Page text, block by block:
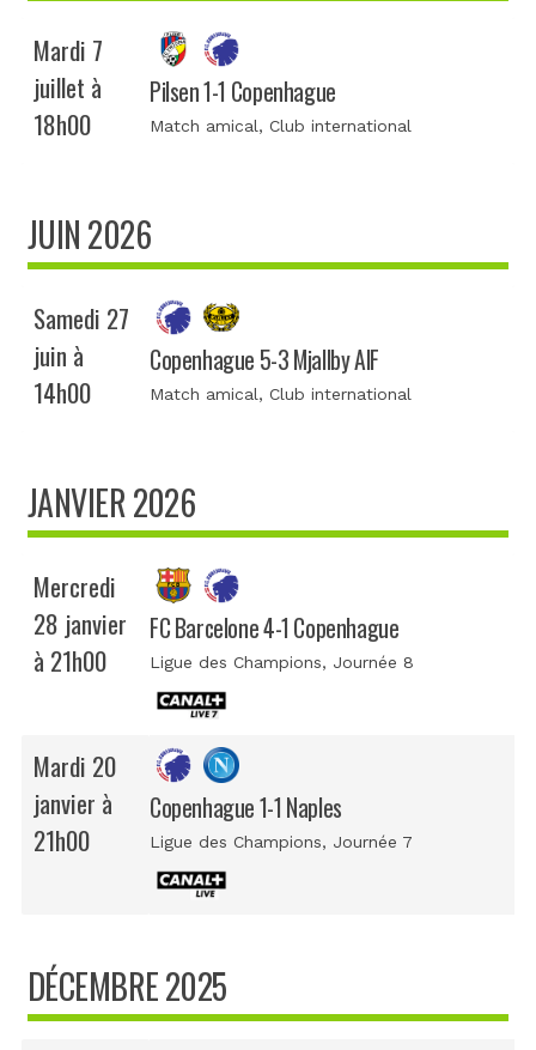
Mardi 7
juillet à
18h00
Pilsen 1-1 Copenhague
Match amical, Club international
JUIN 2026
Samedi 27
juin à
14h00
Copenhague 5-3 Mjallby AIF
Match amical, Club international
JANVIER 2026
Mercredi
28 janvier
à 21h00
FC Barcelone 4-1 Copenhague
Ligue des Champions, Journée 8
Mardi 20
janvier à
21h00
Copenhague 1-1 Naples
Ligue des Champions, Journée 7
DÉCEMBRE 2025